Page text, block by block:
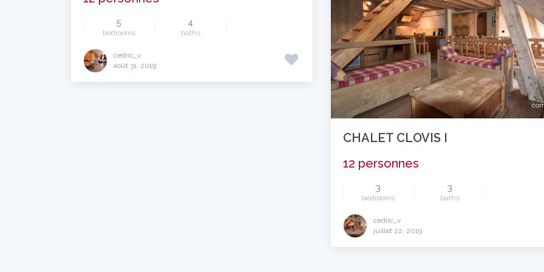
5
bedrooms
4
baths
cedric_v
août 31, 2019
CHALET CLOVIS I
12 personnes
3
bedrooms
3
baths
cedric_v
juillet 22, 2019